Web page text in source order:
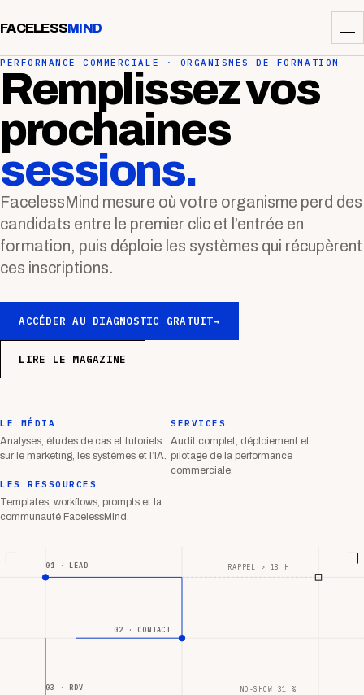
FACELESSMIND
PERFORMANCE COMMERCIALE · ORGANISMES DE FORMATION
Remplissez vos
prochaines
sessions.
FacelessMind mesure où votre organisme perd des
candidats entre le premier clic et l’entrée en
formation, puis déploie les systèmes qui récupèrent
ces inscriptions.
ACCÉDER AU DIAGNOSTIC GRATUIT→
LIRE LE MAGAZINE
LE MÉDIA
Analyses, études de cas et tutoriels
sur le marketing, les systèmes et l’IA.
SERVICES
Audit complet, déploiement et
pilotage de la performance
commerciale.
LES RESSOURCES
Templates, workflows, prompts et la
communauté FacelessMind.
01 · LEAD
02 · CONTACT
03 · RDV
RAPPEL > 18 H
NO-SHOW 31 %